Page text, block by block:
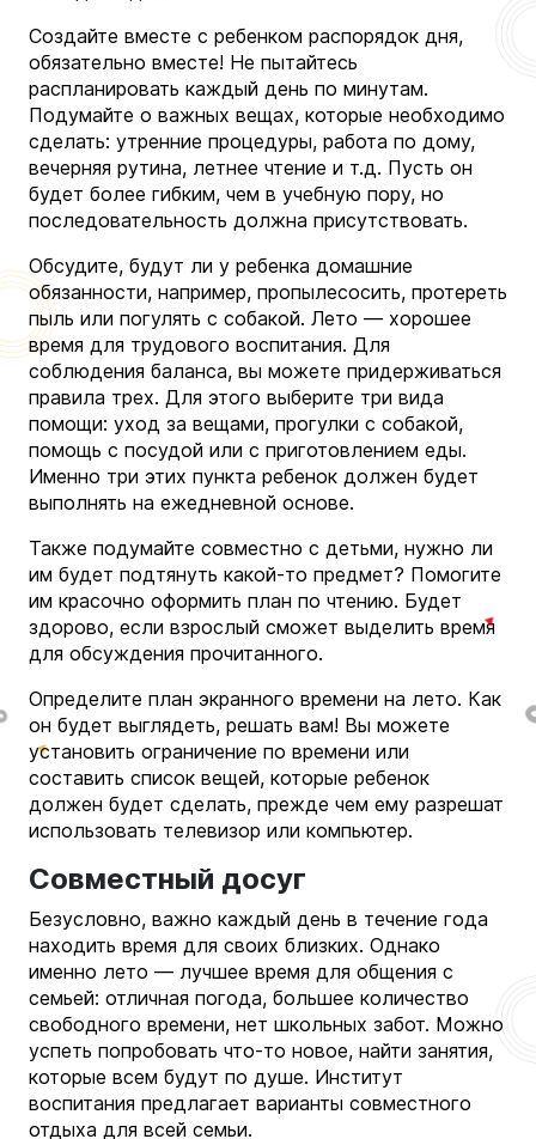
Создайте вместе с ребенком распорядок дня,
обязательно вместе! Не пытайтесь
распланировать каждый день по минутам.
Подумайте о важных вещах, которые необходимо
сделать: утренние процедуры, работа по дому,
вечерняя рутина, летнее чтение и т.д. Пусть он
будет более гибким, чем в учебную пору, но
последовательность должна присутствовать.
Обсудите, будут ли у ребенка домашние
обязанности, например, пропылесосить, протереть
пыль или погулять с собакой. Лето — хорошее
время для трудового воспитания. Для
соблюдения баланса, вы можете придерживаться
правила трех. Для этого выберите три вида
помощи: уход за вещами, прогулки с собакой,
помощь с посудой или с приготовлением еды.
Именно три этих пункта ребенок должен будет
выполнять на ежедневной основе.
Также подумайте совместно с детьми, нужно ли
им будет подтянуть какой-то предмет? Помогите
им красочно оформить план по чтению. Будет
здорово, если взрослый сможет выделить время
для обсуждения прочитанного.
Определите план экранного времени на лето. Как
он будет выглядеть, решать вам! Вы можете
установить ограничение по времени или
составить список вещей, которые ребенок
должен будет сделать, прежде чем ему разрешат
использовать телевизор или компьютер.
Совместный досуг
Безусловно, важно каждый день в течение года
находить время для своих близких. Однако
именно лето — лучшее время для общения с
семьей: отличная погода, большее количество
свободного времени, нет школьных забот. Можно
успеть попробовать что-то новое, найти занятия,
которые всем будут по душе. Институт
воспитания предлагает варианты совместного
отдыха для всей семьи.